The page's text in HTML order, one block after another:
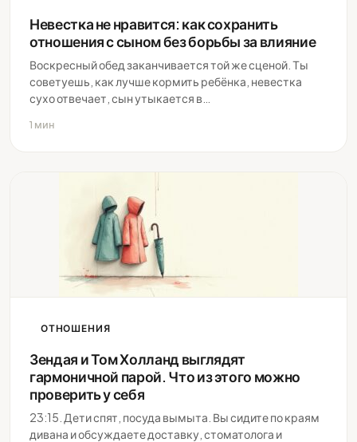
Невестка не нравится: как сохранить
отношения с сыном без борьбы за влияние
Воскресный обед заканчивается той же сценой. Ты
советуешь, как лучше кормить ребёнка, невестка
сухо отвечает, сын утыкается в…
1 мин
ОТНОШЕНИЯ
Зендая и Том Холланд выглядят
гармоничной парой. Что из этого можно
проверить у себя
23:15. Дети спят, посуда вымыта. Вы сидите по краям
дивана и обсуждаете доставку, стоматолога и